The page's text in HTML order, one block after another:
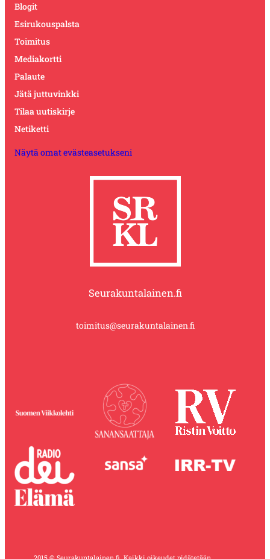
Blogit
Esirukouspalsta
Toimitus
Mediakortti
Palaute
Jätä juttuvinkki
Tilaa uutiskirje
Netiketti
Näytä omat evästeasetukseni
Seurakuntalainen.fi
toimitus@seurakuntalainen.fi